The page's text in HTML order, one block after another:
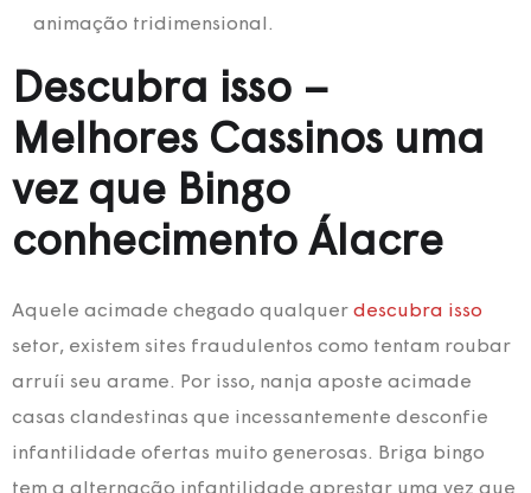
animação tridimensional.
Descubra isso –
Melhores Cassinos uma
vez que Bingo
conhecimento Álacre
Aquele acimade chegado qualquer descubra isso
setor, existem sites fraudulentos como tentam roubar
arruíi seu arame. Por isso, nanja aposte acimade
casas clandestinas que incessantemente desconfie
infantilidade ofertas muito generosas. Briga bingo